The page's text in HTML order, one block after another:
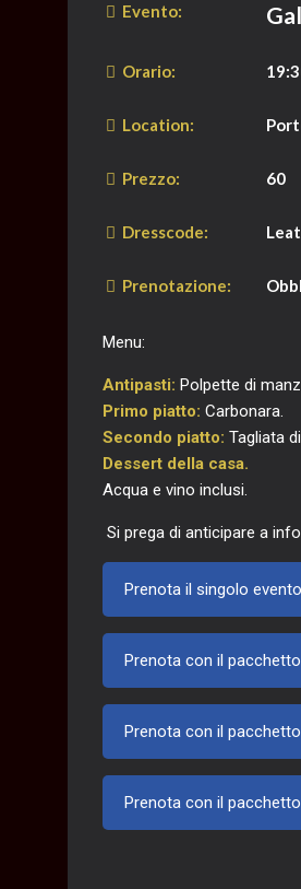
Evento:
Orario:
Location:
Prezzo: 60
Dresscode:
Prenotazione:
Menu:
Antipasti: Polpette di
Primo piatto: Carbonara.
Secondo piatto: Tagliata
Dessert della casa.
Acqua e vino inclusi.
Si prega di anticipare a
Prenota il singolo evento
Prenota con il
Prenota con il
Prenota con il